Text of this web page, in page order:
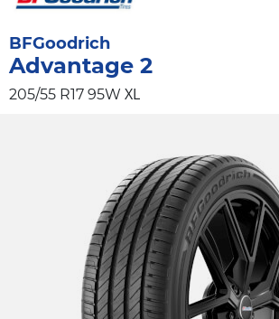
BFGoodrich
Advantage 2
205/55 R17 95W XL